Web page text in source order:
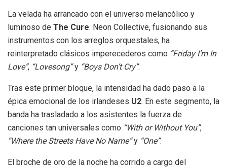
La velada ha arrancado con el universo melancólico y
luminoso de The Cure. Neon Collective, fusionando sus
instrumentos con los arreglos orquestales, ha
reinterpretado clásicos imperecederos como “Friday I’m In
Love”, “Lovesong”y “Boys Don’t Cry”.
Tras este primer bloque, la intensidad ha dado paso a la
épica emocional de los irlandeses U2. En este segmento, la
banda ha trasladado a los asistentes la fuerza de
canciones tan universales como “With or Without You”,
“Where the Streets Have No Name”y “One”.
El broche de oro de la noche ha corrido a cargo del